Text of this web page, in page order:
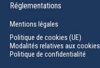
Réglementations
Mentions légales
Politique de cookies (UE)
Modalités relatives aux cookies
Politique de confidentialité